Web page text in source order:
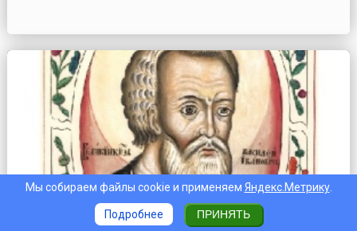
1533
Мы собираем файлы cookie и применяем Яндекс.Метрику.
Подробнее ПРИНЯТЬ